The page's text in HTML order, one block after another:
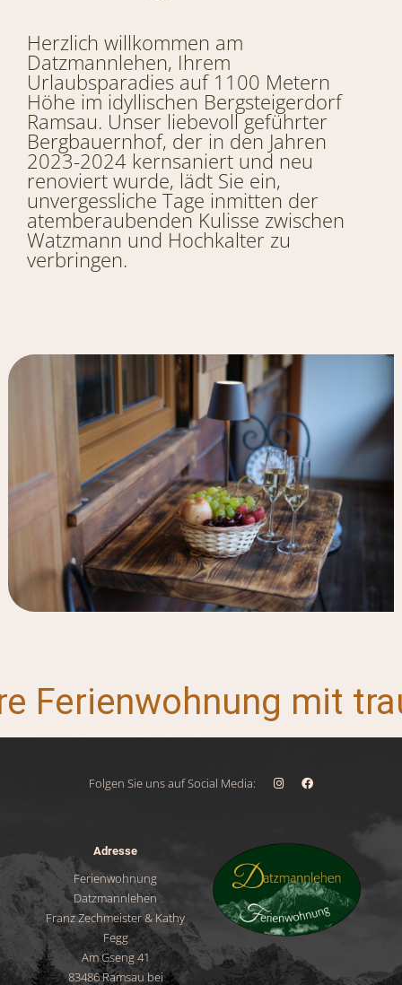
Herzlich willkommen am
Datzmannlehen, Ihrem
Urlaubsparadies auf 1100 Metern
Höhe im idyllischen Bergsteigerdorf
Ramsau. Unser liebevoll geführter
Bergbauernhof, der in den Jahren
2023-2024 kernsaniert und neu
renoviert wurde, lädt Sie ein,
unvergessliche Tage inmitten der
atemberaubenden Kulisse zwischen
Watzmann und Hochkalter zu
verbringen.
Folgen Sie uns auf Social Media:
Adresse
Ferienwohnung
Datzmannlehen
Franz Zechmeister & Kathy
Fegg
Am Gseng 41
83486 Ramsau bei